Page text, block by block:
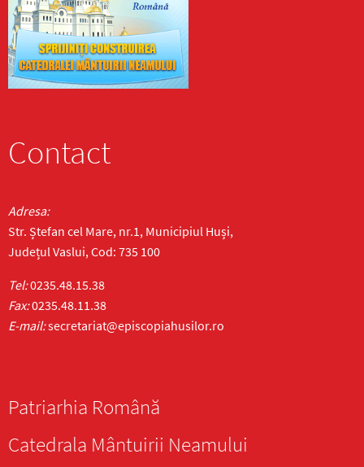
Contact
Adresa:
Str. Ștefan cel Mare, nr.1, Municipiul Huși,
Județul Vaslui, Cod: 735 100
Tel:0235.48.15.38
Fax:0235.48.11.38
E-mail:secretariat@episcopiahusilor.ro
Patriarhia Română
Catedrala Mântuirii Neamului